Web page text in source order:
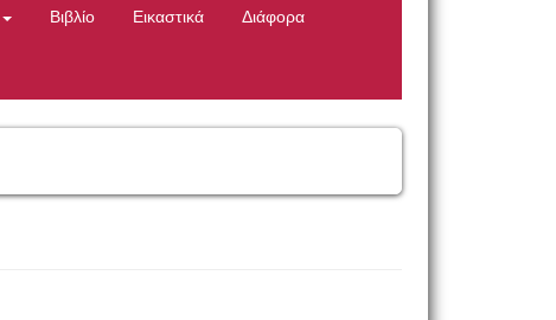
Βιβλίο Εικαστικά Διάφορα